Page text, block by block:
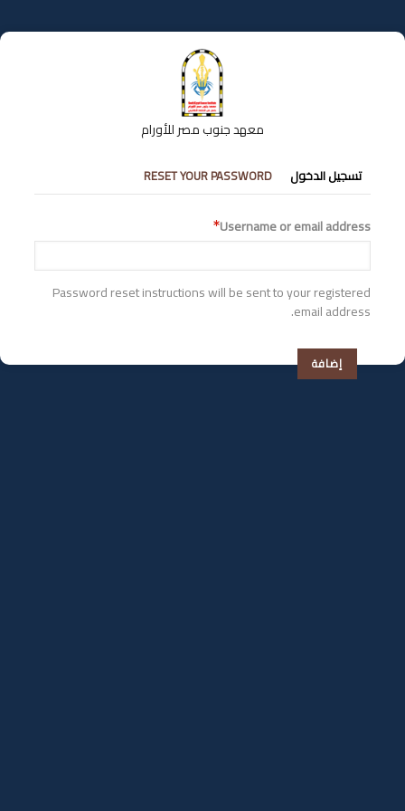
إلى
المحتوى
معهد جنوب مصر للأورام
التبويبات
الأساسية
تسجيل الدخول RESET YOUR PASSWORD
Username or email address
Password reset instructions will be sent to your registered
email address.